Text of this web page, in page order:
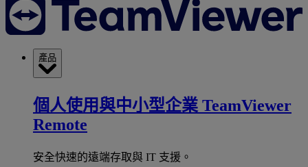
產品
個人使用與中小型企業 TeamViewer
Remote
安全快速的遠端存取與 IT 支援。